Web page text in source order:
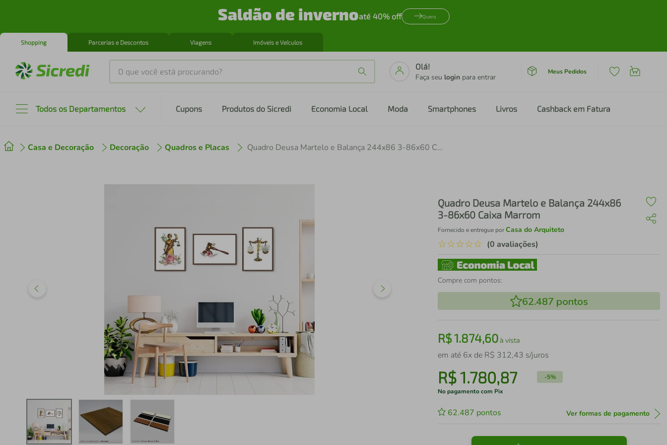
Saldão de invernoaté 40% off Quero
Shopping Parcerias e Descontos Viagens Imóveis e Veículos
O que você está procurando?
Olá!
Faça seu login para entrar
Meus Pedidos
Todos os Departamentos Cupons Produtos do Sicredi Economia Local Moda Smartphones Livros Cashback em Fatura
Casa e Decoração Decoração Quadros e Placas Quadro Deusa Martelo e Balança 244x86 3-86x60 Caixa Marrom
Quadro Deusa Martelo e Balança 244x86
3-86x60 Caixa Marrom
Fornecido e entregue porCasa do Arquiteto
☆☆☆☆☆ (0 avaliações)
Compre com pontos:
62.487 pontos
R$1.874,60à vista
em até 6x de R$ 312,43 s/juros
R$1.780,87 -5%
No pagamento com Pix
62.487 pontos Ver formas de pagamento
º cafeteira